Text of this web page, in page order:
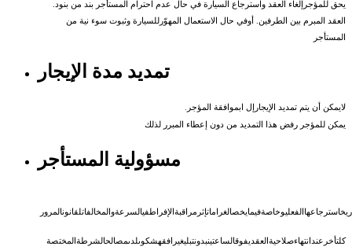
العقد المبرم بين الطرفين. أوفي حال الاستعمال المهوّرللسيارة وثبوت سوء نية من
المستأجر
تمديد مدة الإيجار
لايمكن أن يتم تمديد الإيجار إل ابموافقة المؤجر .
يمكن للمؤجر رفض هذا التمديد من دون إعطاء المبرر لذلك
مسؤولية المستأجر
استرجاعهاالفعليوخاصةفيمايخصالغراماتإثر مراقبةالإفراطفيالسرعةوالمخالفاتلقانونالمرور
كلتأخر عند انتهاءصلاحيةالعقد يفوقالساعتينبدونتبليغيرافقهشكوىلدىمصالحالشرطةالمختصة